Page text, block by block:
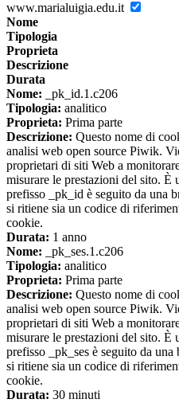
www.marialuigia.edu.it
Nome
Tipologia
Proprieta
Descrizione
Durata
Nome: _pk_id.1.c206
Tipologia: analitico
Proprieta: Prima parte
Descrizione: Questo nome di
analisi web open source Piwik.
proprietari di siti Web a
misurare le prestazioni del sito.
prefisso _pk_id è seguito da una
si ritiene sia un codice di
cookie.
Durata: 1 anno
Nome: _pk_ses.1.c206
Tipologia: analitico
Proprieta: Prima parte
Descrizione: Questo nome di
analisi web open source Piwik.
proprietari di siti Web a
misurare le prestazioni del sito.
prefisso _pk_ses è seguito da
si ritiene sia un codice di
cookie.
Durata: 30 minuti